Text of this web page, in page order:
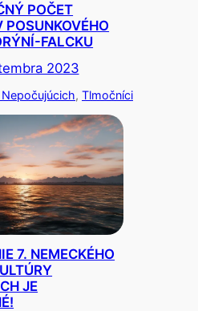
POČET
FALCKU
2023
, Tlmočníci
7. NEMECKÉHO
JE